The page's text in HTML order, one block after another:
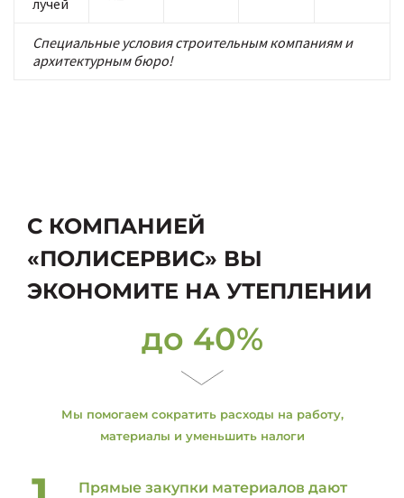
лучей
Специальные условия строительным компаниям и
архитектурным бюро!
С КОМПАНИЕЙ
«ПОЛИСЕРВИС» ВЫ
ЭКОНОМИТЕ НА УТЕПЛЕНИИ
до 40%
Мы помогаем сократить расходы на работу,
материалы и уменьшить налоги
Прямые закупки материалов дают